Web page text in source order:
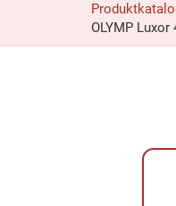
OLYMP Luxor
Zur